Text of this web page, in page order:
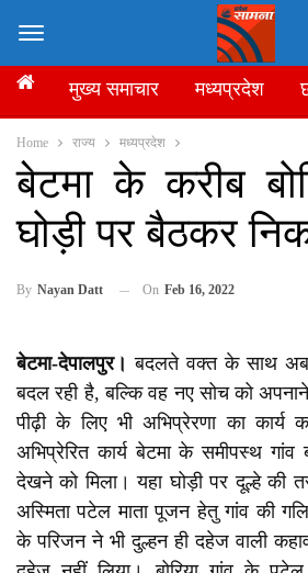
Home राज्य मध्यप्रदेश
बेटमा के करीब
घोड़ी पर बैठकर
By Nayan Datt On Feb 16, 2022
बेटमा-देपालपुर।बदलते वक्त के साथ अब
बदल रही है, बल्कि वह नए सोच को
पीढ़ी के लिए भी अभिप्रेरणा का
अभिप्रेरित कार्य बेटमा के समीपस्थ गांव
देखने को मिला। यहा घोड़ी पर दूल्हे की
अस्मिता पटेल माता पूजन हेतु गांव की
के परिजन ने भी दुल्हन ही दहेज वाली
मुख्य समाचार मध्यप्रदेश